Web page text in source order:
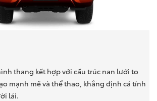
thang kết hợp với cấu trúc nan lưới to
mạnh mẽ và thể thao, khẳng định cá tính
lái.